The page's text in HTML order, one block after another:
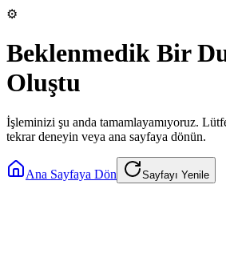
⚙️
Beklenmedik Bir
Oluştu
İşleminizi şu anda tamamlayamıyoruz.
tekrar deneyin veya ana sayfaya dönün.
Ana Sayfaya Dön Sayfayı Yenile